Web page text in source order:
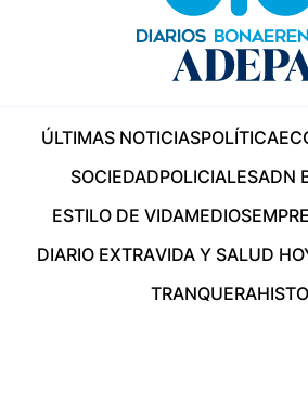
ÚLTIMAS NOTICIASPOLÍTICA
SOCIEDADPOLICIALESADN
ESTILO DE VIDAMEDIOS
DIARIO EXTRAVIDA Y SALUD
TRANQUERA